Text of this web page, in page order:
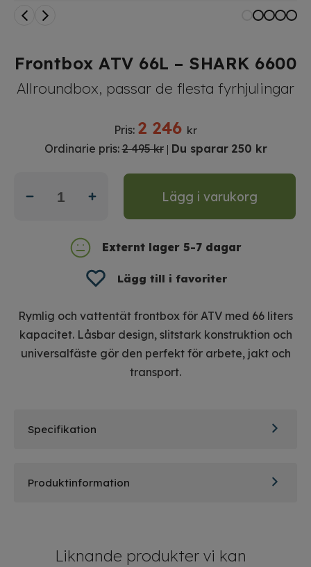
Frontbox ATV 66L – SHARK 6600
Allroundbox, passar de flesta fyrhjulingar
Pris: 2 246 kr
Ordinarie pris: 2 495 kr | Du sparar 250 kr
Lägg i varukorg
Externt lager 5-7 dagar
Lägg till i favoriter
Rymlig och vattentät frontbox för ATV med 66 liters
kapacitet. Låsbar design, slitstark konstruktion och
universalfäste gör den perfekt för arbete, jakt och
transport.
Specifikation
7,2 kg
Produktinformation
Liknande produkter vi kan